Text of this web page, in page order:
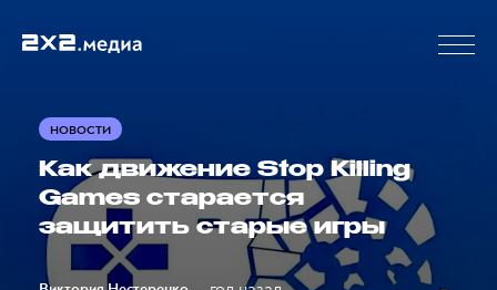
НОВОСТИ
Как движение Stop Killing
Games старается
защитить старые игры